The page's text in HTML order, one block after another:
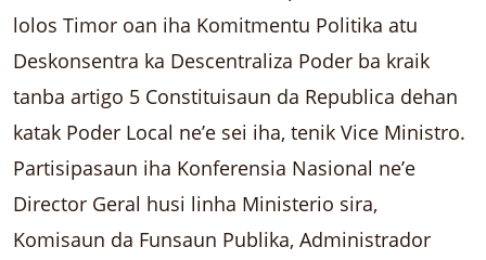
lolos Timor oan iha Komitmentu Politika atu
Deskonsentra ka Descentraliza Poder ba kraik
tanba artigo 5 Constituisaun da Republica dehan
katak Poder Local ne’e sei iha, tenik Vice Ministro.
Partisipasaun iha Konferensia Nasional ne’e
Director Geral husi linha Ministerio sira,
Komisaun da Funsaun Publika, Administrador